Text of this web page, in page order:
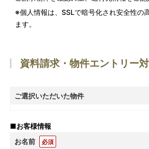
※個人情報は、SSLで暗号化され安全性の
ます。
資料請求・物件エントリー
ご選択いただいた物件
■お客様情報
お名前
必須